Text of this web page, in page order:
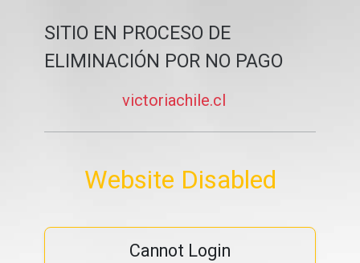
SITIO EN PROCESO DE
ELIMINACIÓN POR NO PAGO
victoriachile.cl
Website Disabled
Cannot Login